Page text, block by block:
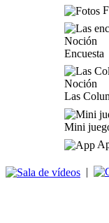
Encuesta
Las
Mini
|